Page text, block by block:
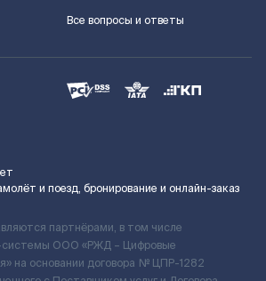
Все вопросы и ответы
и поезд, бронирование и онлайн-заказ
партнёрами, в том числе
системы ООО «РЖД – Цифровые
на основании договора № ЦПР-1282